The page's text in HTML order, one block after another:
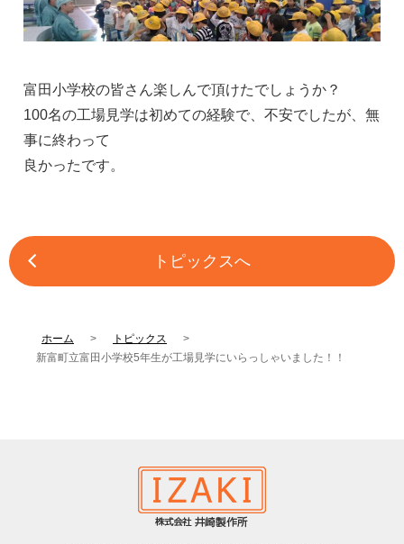
富田小学校の皆さん楽しんで頂けたでしょうか？
100名の工場見学は初めての経験で、不安でしたが、無
事に終わって
良かったです。
トピックスへ
ホーム
トピックス
新富町立富田小学校5年生が工場見学にいらっしゃいました！！